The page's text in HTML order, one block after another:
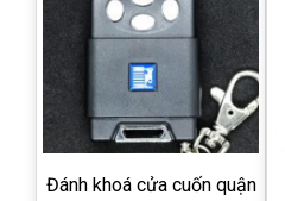
Đánh khoá cửa cuốn quận